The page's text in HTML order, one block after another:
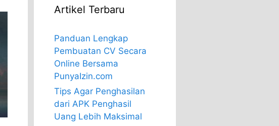
Artikel Terbaru
Panduan Lengkap
Pembuatan CV Secara
Online Bersama
PunyaIzin.com
Tips Agar Penghasilan
dari APK Penghasil
Uang Lebih Maksimal